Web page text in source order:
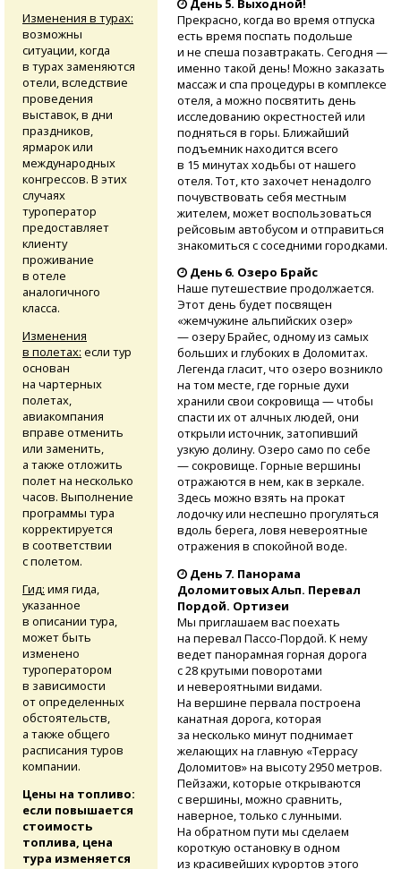
Прекрасно, когда во время отпуска
есть время поспать подольше
и не спеша позавтракать. Сегодня —
именно такой день! Можно заказать
массаж и спа процедуры в комплексе
отеля, а можно посвятить день
исследованию окрестностей или
подняться в горы. Ближайший
подъемник находится всего
в 15 минутах ходьбы от нашего
отеля. Тот, кто захочет ненадолго
почувствовать себя местным
жителем, может воспользоваться
рейсовым автобусом и отправиться
знакомиться с соседними городками.
День 6. Озеро Брайс
Наше путешествие продолжается.
Этот день будет посвящен
«жемчужине альпийских озер»
— озеру Брайес, одному из самых
больших и глубоких в Доломитах.
Легенда гласит, что озеро возникло
на том месте, где горные духи
хранили свои сокровища — чтобы
спасти их от алчных людей, они
открыли источник, затопивший
узкую долину. Озеро само по себе
— сокровище. Горные вершины
отражаются в нем, как в зеркале.
Здесь можно взять на прокат
лодочку или неспешно прогуляться
вдоль берега, ловя невероятные
отражения в спокойной воде.
День 7. Панорама
Доломитовых Альп. Перевал
Пордой. Ортизеи
Мы приглашаем вас поехать
на перевал Пассо-Пордой. К нему
ведет панорамная горная дорога
с 28 крутыми поворотами
и невероятными видами.
На вершине первала построена
канатная дорога, которая
за несколько минут поднимает
желающих на главную «Террасу
Доломитов» на высоту 2950 метров.
Пейзажи, которые открываются
с вершины, можно сравнить,
наверное, только с лунными.
На обратном пути мы сделаем
короткую остановку в одном
из красивейших курортов этого
Изменения в турах:
возможны
ситуации, когда
в турах заменяются
отели, вследствие
проведения
выставок, в дни
праздников,
ярмарок или
международных
конгрессов. В этих
случаях
туроператор
предоставляет
клиенту
проживание
в отеле
аналогичного
класса.
Изменения
в полетах: если тур
основан
на чартерных
полетах,
авиакомпания
вправе отменить
или заменить,
а также отложить
полет на несколько
часов. Выполнение
программы тура
корректируется
в соответствии
с полетом.
Гид: имя гида,
указанное
в описании тура,
может быть
изменено
туроператором
в зависимости
от определенных
обстоятельств,
а также общего
расписания туров
компании.
Цены на топливо:
если повышается
стоимость
топлива, цена
тура изменяется